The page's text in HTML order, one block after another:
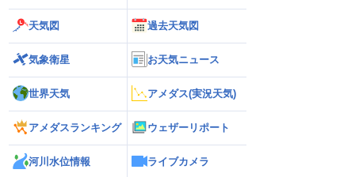
天気図 過去天気図
気象衛星 お天気ニュース
世界天気 アメダス(実況天気)
アメダスランキング ウェザーリポート
河川水位情報 ライブカメラ